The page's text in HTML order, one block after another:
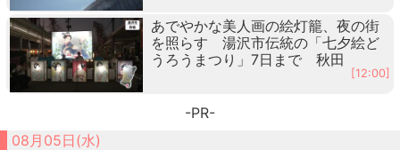
あでやかな美人画の絵灯籠、夜の街
を照らす 湯沢市伝統の「七夕絵ど
うろうまつり」7日まで 秋田
[12:00]
-PR-
08月05日(水)